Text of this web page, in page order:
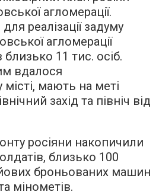
агломерації.
реалізації задуму
агломерації
11 тис. осіб.
вдалося
місті, мають на меті
захід та північ від
росіяни накопичили
близько 100
броньованих машин
мінометів.